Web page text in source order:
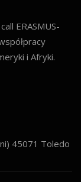
ERASMUS-
i Afryki.
45071 Toledo